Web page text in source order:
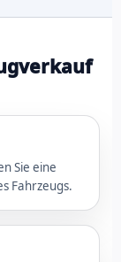
Sie eine
Fahrzeugs.